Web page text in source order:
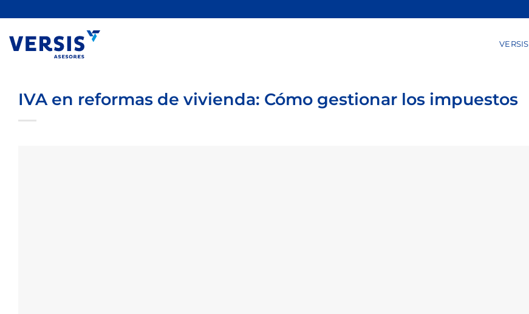
contenido
VERSIS
IVA en reformas de vivienda: Cómo gestionar los impuestos